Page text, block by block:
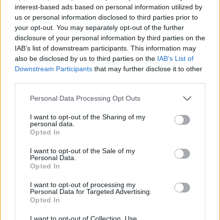
interest-based ads based on personal information utilized by
us or personal information disclosed to third parties prior to
your opt-out. You may separately opt-out of the further
disclosure of your personal information by third parties on the
IAB’s list of downstream participants. This information may
also be disclosed by us to third parties on the IAB’s List of
Downstream Participants that may further disclose it to other
Personal Data Processing Opt Outs
I want to opt-out of the Sharing of my
personal data.
Opted In
I want to opt-out of the Sale of my
Personal Data.
Opted In
I want to opt-out of processing my
Personal Data for Targeted Advertising.
Opted In
I want to opt-out of Collection, Use,
Βρετανία: Η κυβέρνηση δεν θα προχωρήσει σε διεξαγωγή
έρευνας για τον Έπστιν
23:49
ΗΠΑ: Ο Ζούκερμπεργκ ζήτησε συγγνώμη από την
κυβέρνηση της Ινδίας για περιεχόμενο και λάθη της Meta
Δημητριάδος
23:34
Φωτιά σε χαμηλή βλάστηση στην Κάρπαθο
Κολομβία: Διασώθηκε ιπποποταμάκι από την αποικία του
Κυψέλη: Τα δύο σενάρια που εξετάζουν οι Αρχές για τη
δολοφονία της Σκωτσέζας